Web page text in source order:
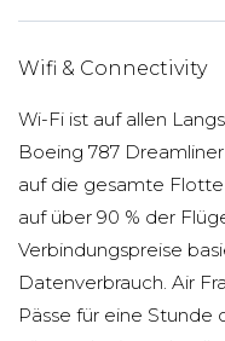
Wifi & Connectivity
Wi-Fi ist auf allen
Boeing 787
auf die gesamte
auf über 90 % der
Verbindungspreise
Datenverbrauch. Air
Pässe für eine Stunde